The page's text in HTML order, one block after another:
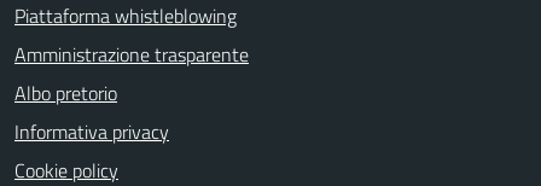
Piattaforma whistleblowing
Amministrazione trasparente
Albo pretorio
Informativa privacy
Cookie policy